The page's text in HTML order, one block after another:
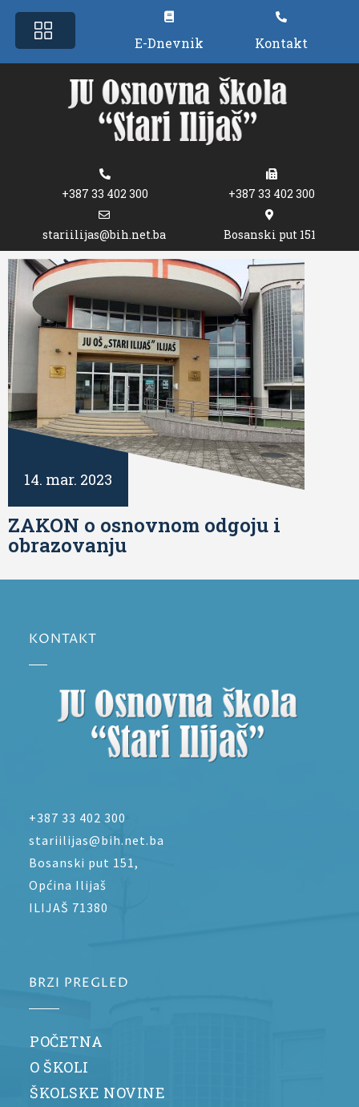
E-Dnevnik Kontakt
+387 33 402 300 +387 33 402 300
stariilijas@bih.net.ba Bosanski put 151
14. mar. 2023
ZAKON o osnovnom odgoju i
obrazovanju
KONTAKT
+387 33 402 300
stariilijas@bih.net.ba
Bosanski put 151,
Općina Ilijaš
ILIJAŠ 71380
BRZI PREGLED
POČETNA
O ŠKOLI
ŠKOLSKE NOVINE